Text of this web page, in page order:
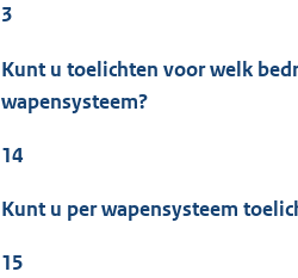
3
Kunt u toelichten voor welk
wapensysteem?
14
Kunt u per wapensysteem
15